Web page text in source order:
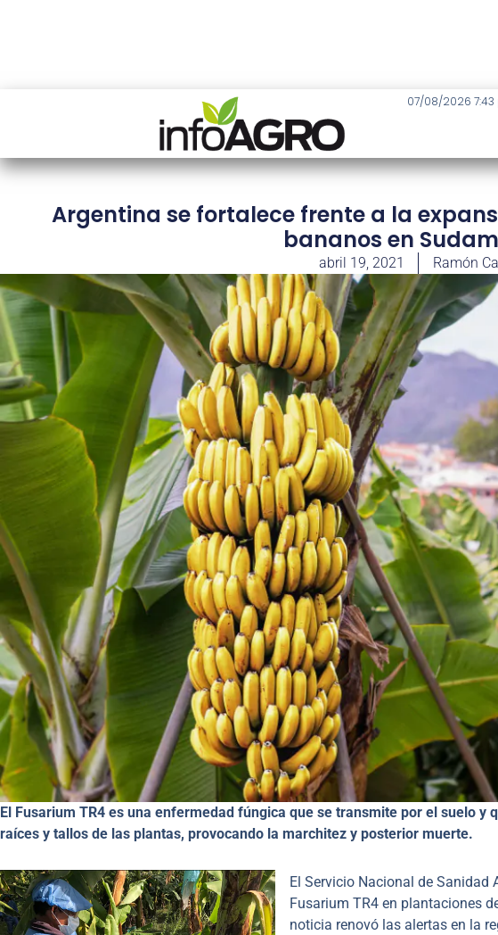
07/08/2026
Argentina se fortalece frente a la
bananos en
abril 19, 2021 Ramón
El Fusarium TR4 es una enfermedad fúngica que se transmite por el suelo y
raíces y tallos de las plantas, provocando la marchitez y posterior muerte.
El Servicio Nacional de Sanidad
Fusarium TR4 en plantaciones
noticia renovó las alertas en la